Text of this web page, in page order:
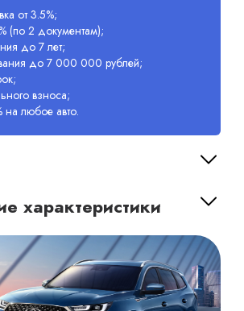
от 3.5%;
(по 2 документам);
до 7 лет;
до 7 000 000 рублей;
взноса;
любое авто.
характеристики